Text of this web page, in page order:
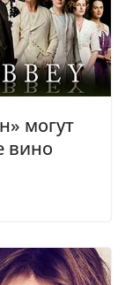
могут
вино